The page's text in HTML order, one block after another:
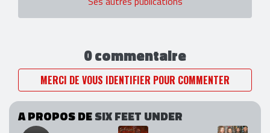
0 commentaire
MERCI DE VOUS IDENTIFIER POUR COMMENTER
A PROPOS DESIX FEET UNDER